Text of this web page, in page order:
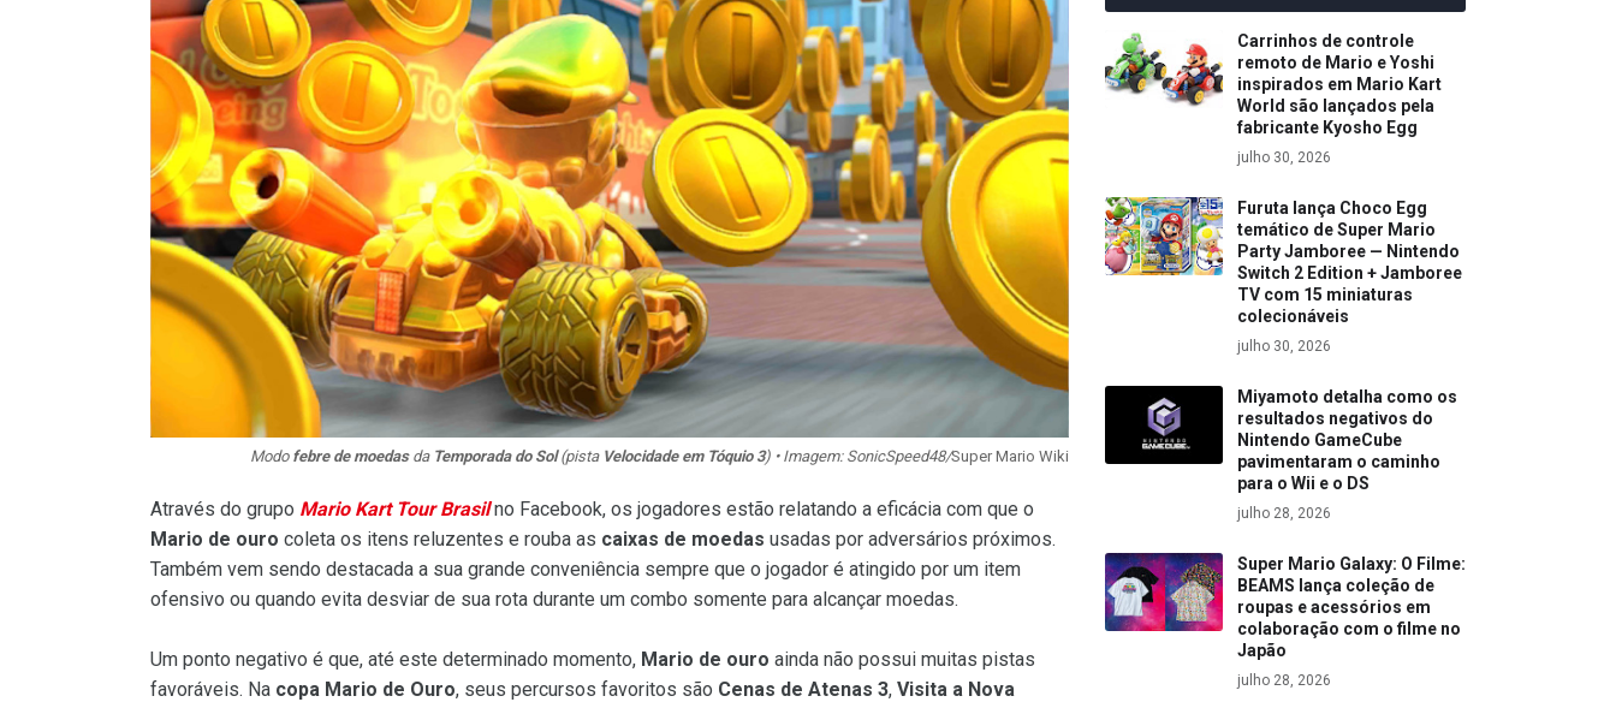
Modo febre de moedasda Temporada do Sol(pista Velocidade em Tóquio 3) • Imagem: SonicSpeed48/Super Mario Wiki
Através do grupo Mario Kart Tour Brasilno Facebook, os jogadores estão relatando a eficácia com que o
Mario de ouro coleta os itens reluzentes e rouba as caixas de moedas usadas por adversários próximos.
Também vem sendo destacada a sua grande conveniência sempre que o jogador é atingido por um item
ofensivo ou quando evita desviar de sua rota durante um combo somente para alcançar moedas.
Um ponto negativo é que, até este determinado momento, Mario de ouro ainda não possui muitas pistas
favoráveis. Na copa Mario de Ouro, seus percursos favoritos são Cenas de Atenas 3, Visita a Nova
Carrinhos de controle
remoto de Mario e Yoshi
inspirados em Mario Kart
World são lançados pela
fabricante Kyosho Egg
julho 30, 2026
Furuta lança Choco Egg
temático de Super Mario
Party Jamboree — Nintendo
Switch 2 Edition + Jamboree
TV com 15 miniaturas
colecionáveis
julho 30, 2026
Miyamoto detalha como os
resultados negativos do
Nintendo GameCube
pavimentaram o caminho
para o Wii e o DS
julho 28, 2026
Super Mario Galaxy: O Filme:
BEAMS lança coleção de
roupas e acessórios em
colaboração com o filme no
Japão
julho 28, 2026